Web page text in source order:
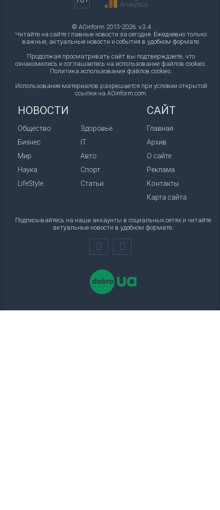
© AOinform 2013-2026. v.3.4
Читайте на сайте главные новости за сегодня. Ежедневно только
важные, актуальные новости и события в удобном формате.
Продолжая просматривать сайт вы подтверждаете, что
ознакомились и соглашаетесь на использование файлов cookies.
Политика использования файлов cookies.
Использование материалов разрешается при условии открытой
ссылки на AOinform.com.
НОВОСТИ
Общество
Бизнес
Мир
Наука
LifeStyle
Здоровье
IT
Авто
Спорт
Статьи
САЙТ
Главная
Архив
О сайте
Реклама
Контакты
Карта сайта
Подписывайтесь на наши аккаунты в социальных сетях и читайте
актуальные новости в удобном формате.